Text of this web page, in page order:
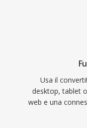
Usa il
desktop, tablet
web e una